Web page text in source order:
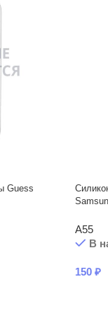
Guess
A55
В
150 ₽